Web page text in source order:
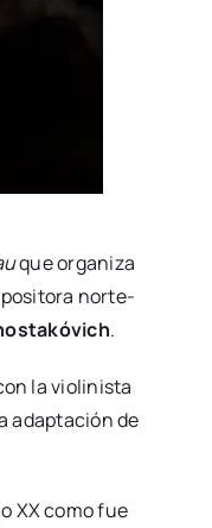
que orga­ni­za
nor­te­
.
la vio­li­nis­ta
adap­ta­ción de
XX como fue